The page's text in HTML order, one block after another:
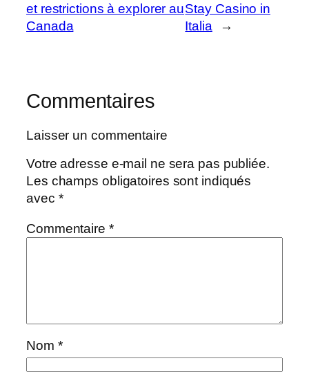
et restrictions à explorer au
Canada
Stay Casino in
Italia
→
Commentaires
Laisser un commentaire
Votre adresse e-mail ne sera pas publiée.
Les champs obligatoires sont indiqués
avec *
Commentaire *
Nom *